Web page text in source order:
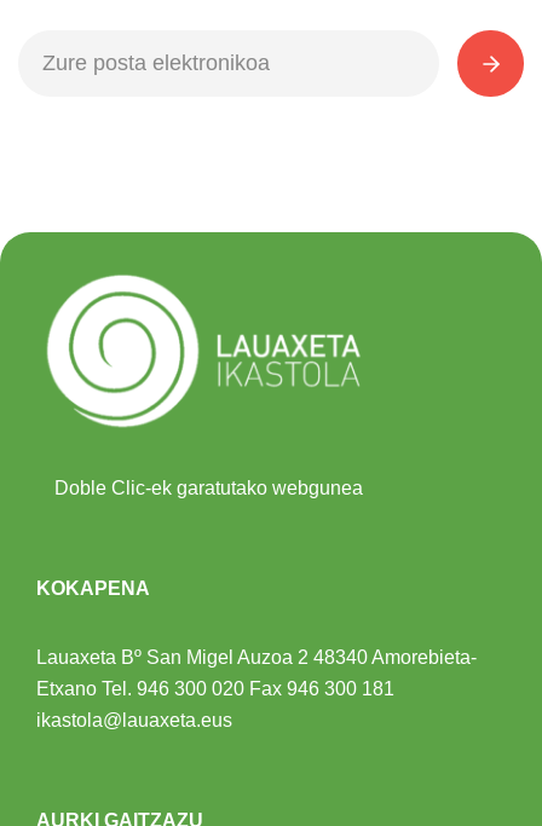
Doble Clic-ek garatutako webgunea
KOKAPENA
Lauaxeta Bº San Migel Auzoa 2 48340 Amorebieta-
Etxano Tel. 946 300 020 Fax 946 300 181
ikastola@lauaxeta.eus
AURKI GAITZAZU